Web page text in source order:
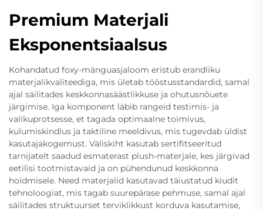
Premium Materjali
Eksponentsiaalsus
Kohandatud foxy-mänguasjaloom eristub erandliku
materjalikvaliteediga, mis ületab tööstusstandardid, samal
ajal säilitades keskkonnasäästlikkuse ja ohutusnõuete
järgimise. Iga komponent läbib rangeid testimis- ja
valikuprotsesse, et tagada optimaalne toimivus,
kulumiskindlus ja taktiline meeldivus, mis tugevdab üldist
kasutajakogemust. Väliskiht kasutab sertifitseeritud
tarnijatelt saadud esmaterast plush-materjale, kes järgivad
eetilisi tootmistavaid ja on pühendunud keskkonna
hoidmisele. Need materjalid kasutavad täiustatud kiudit
tehnoloogiat, mis tagab suurepärase pehmuse, samal ajal
säilitades struktuurset terviklikkust korduva kasutamise,